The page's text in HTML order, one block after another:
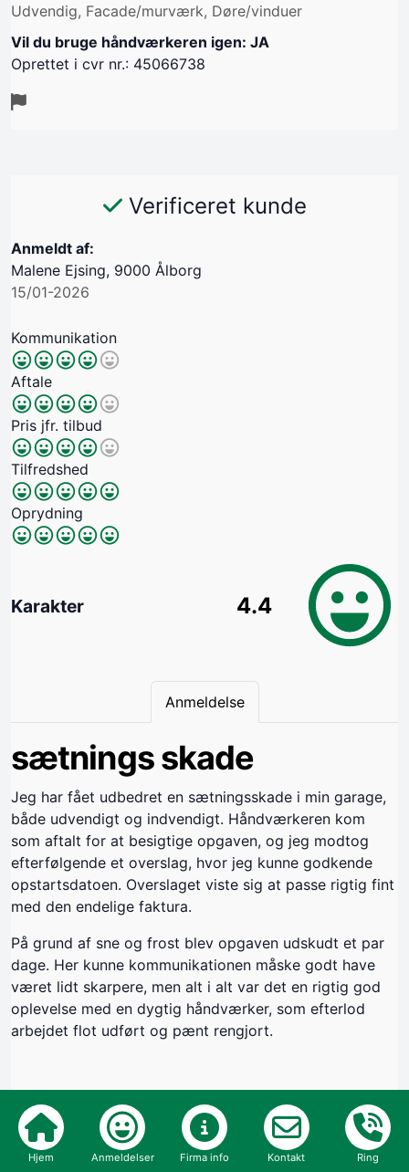
Udvendig, Facade/murværk, Døre/vinduer
Vil du bruge håndværkeren igen: JA
Oprettet i cvr nr.: 45066738
Verificeret kunde
Anmeldt af:
Malene Ejsing, 9000 Ålborg
15/01-2026
Kommunikation
Aftale
Pris jfr. tilbud
Tilfredshed
Oprydning
Karakter 4.4
Anmeldelse
sætnings skade
Jeg har fået udbedret en sætningsskade i min garage,
både udvendigt og indvendigt. Håndværkeren kom
som aftalt for at besigtige opgaven, og jeg modtog
efterfølgende et overslag, hvor jeg kunne godkende
opstartsdatoen. Overslaget viste sig at passe rigtig fint
med den endelige faktura.
På grund af sne og frost blev opgaven udskudt et par
dage. Her kunne kommunikationen måske godt have
været lidt skarpere, men alt i alt var det en rigtig god
oplevelse med en dygtig håndværker, som efterlod
arbejdet flot udført og pænt rengjort.
Byggeår:
2026
Opgave:
Hjem Anmeldelser Firma info Kontakt Ring